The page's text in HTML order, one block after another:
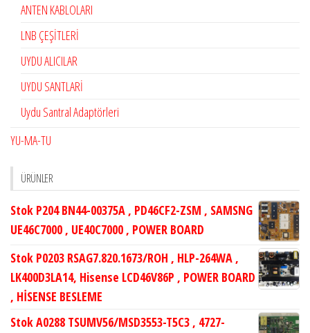
ANTEN KABLOLARI
LNB ÇEŞİTLERİ
UYDU ALICILAR
UYDU SANTLARİ
Uydu Santral Adaptörleri
YU-MA-TU
ÜRÜNLER
Stok P204 BN44-00375A , PD46CF2-ZSM , SAMSNG
UE46C7000 , UE40C7000 , POWER BOARD
Stok P0203 RSAG7.820.1673/ROH , HLP-264WA ,
LK400D3LA14, Hisense LCD46V86P , POWER BOARD
, HİSENSE BESLEME
Stok A0288 TSUMV56/MSD3553-T5C3 , 4727-